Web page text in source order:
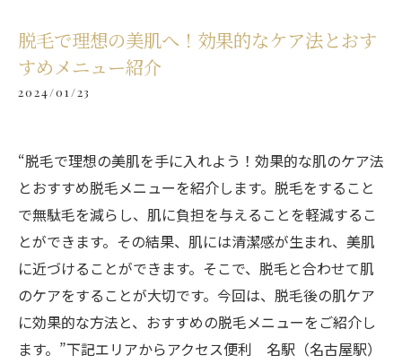
脱毛で理想の美肌へ！効果的なケア法とおす
すめメニュー紹介
2024/01/23
“脱毛で理想の美肌を手に入れよう！効果的な肌のケア法
とおすすめ脱毛メニューを紹介します。脱毛をすること
で無駄毛を減らし、肌に負担を与えることを軽減するこ
とができます。その結果、肌には清潔感が生まれ、美肌
に近づけることができます。そこで、脱毛と合わせて肌
のケアをすることが大切です。今回は、脱毛後の肌ケア
に効果的な方法と、おすすめの脱毛メニューをご紹介し
ます。”下記エリアからアクセス便利 名駅（名古屋駅）